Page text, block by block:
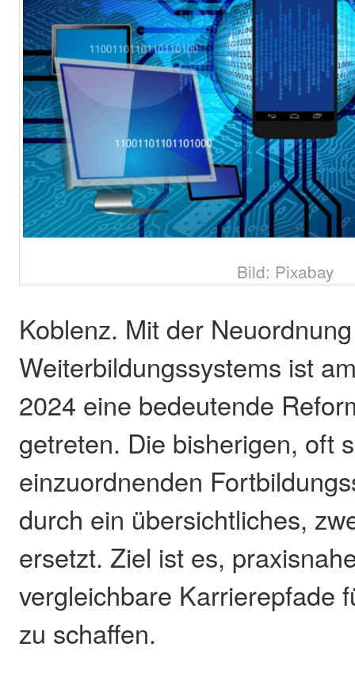
Bild: Pixabay
Koblenz. Mit der
Weiterbildungssystems ist
2024 eine bedeutende
getreten. Die bisherigen, oft
einzuordnenden
durch ein übersichtliches,
ersetzt. Ziel ist es,
vergleichbare Karrierepfade
zu schaffen.